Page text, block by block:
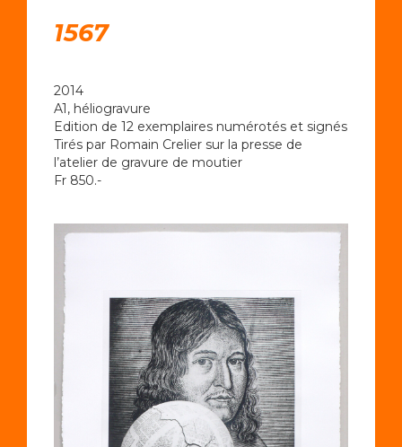
1567
2014
A1, héliogravure
Edition de 12 exemplaires numérotés et signés
Tirés par Romain Crelier sur la presse de
l’atelier de gravure de moutier
Fr 850.-